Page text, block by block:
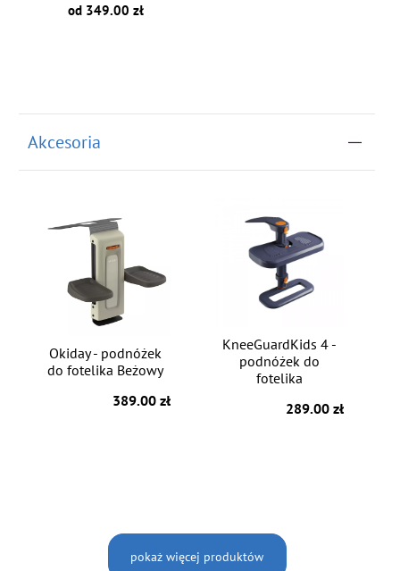
od 349.00 zł
Akcesoria
Okiday - podnóżek
do fotelika Beżowy
389.00 zł
KneeGuardKids 4 -
podnóżek do
fotelika
289.00 zł
pokaż więcej produktów